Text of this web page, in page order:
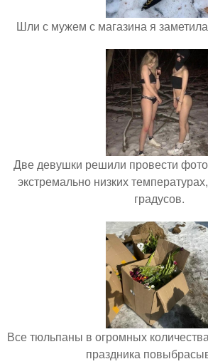
Шли с мужем с магазина я заметила
Две девушки решили провести
экстремально низких
градусов.
Все тюльпаны в огромных
праздника